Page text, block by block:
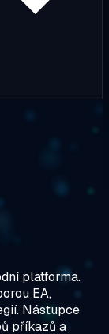
platforma.
EA,
Nástupce
příkazů a